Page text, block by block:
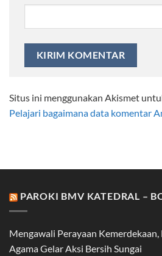
Situs ini menggunakan Akismet
Pelajari bagaimana data komentar
PAROKI BMV KATEDRAL –
Mengawali Perayaan
Agama Gelar Aksi Bersih Sungai